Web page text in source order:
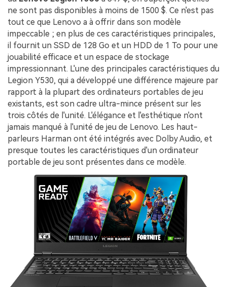
ne sont pas disponibles à moins de 1500 $. Ce n'est pas
tout ce que Lenovo a à offrir dans son modèle
impeccable ; en plus de ces caractéristiques principales,
il fournit un SSD de 128 Go et un HDD de 1 To pour une
jouabilité efficace et un espace de stockage
impressionnant. L'une des principales caractéristiques du
Legion Y530, qui a développé une différence majeure par
rapport à la plupart des ordinateurs portables de jeu
existants, est son cadre ultra-mince présent sur les
trois côtés de l'unité. L'élégance et l'esthétique n'ont
jamais manqué à l'unité de jeu de Lenovo. Les haut-
parleurs Harman ont été intégrés avec Dolby Audio, et
presque toutes les caractéristiques d'un ordinateur
portable de jeu sont présentes dans ce modèle.